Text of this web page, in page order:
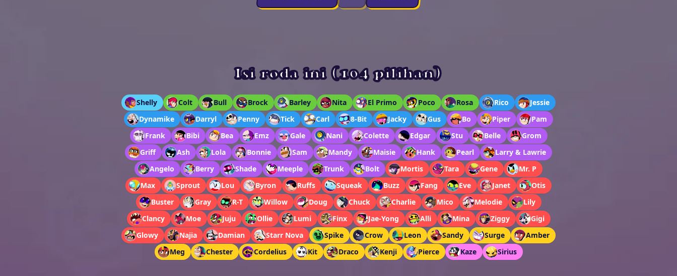
Isi roda ini (104 pilihan)
Shelly Colt Bull Brock Barley Nita El Primo Poco Rosa Rico
Jessie
Dynamike
Darryl Penny Tick Carl 8-Bit Jacky Gus Bo Piper
Pam
Frank
Bibi Bea Emz Gale Nani Colette Edgar Stu Belle
Grom
Griff
Ash Lola Bonnie Sam Mandy Maisie Hank Pearl
Larry & Lawrie
Angelo
Berry Shade Meeple Trunk Bolt Mortis Tara Gene
Mr. P
Max
Sprout Lou Byron Ruffs Squeak Buzz Fang Eve Janet
Otis
Buster
Gray R-T Willow Doug Chuck Charlie Mico Melodie
Lily
Clancy
Moe Juju Ollie Lumi Finx Jae-Yong Alli Mina Ziggy
Gigi
Glowy
Najia Damian Starr Nova Spike Crow Leon Sandy Surge
Amber
Meg
Chester Cordelius Kit Draco Kenji Pierce Kaze Sirius